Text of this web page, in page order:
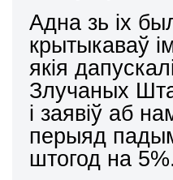
Адна зь іх
крытыкаваў
якія
Злучаных
і заявіў аб
перыяд
штогод на